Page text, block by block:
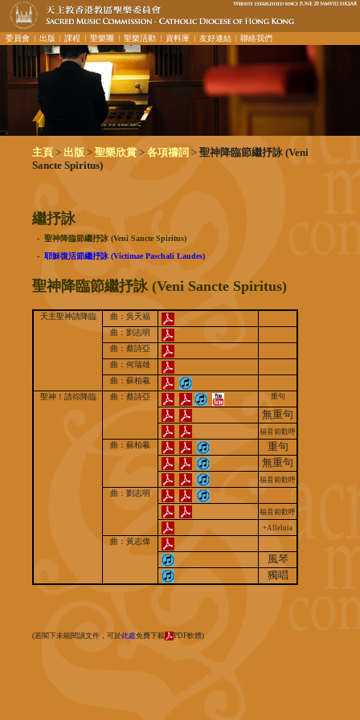
委員會 ︳出版 ︳課程 ︳聖樂團 ︳聖樂活動 ︳資料庫 ︳友好連結 ︳聯絡我們
主頁 > 出版 > 聖樂欣賞 > 各項禱詞 > 聖神降臨節繼抒詠 (Veni
Sancte Spiritus)
繼抒詠
- 聖神降臨節繼抒詠 (Veni Sancte Spiritus)
- 耶穌復活節繼抒詠 (Victimae Paschali Laudes)
聖神降臨節繼抒詠 (Veni Sancte Spiritus)
天主聖神請降臨
曲：吳天福
曲：劉志明
曲：蔡詩亞
曲：何瑞雄
曲：蘇柏羲
聖神！請祢降臨
曲：蔡詩亞 重句
無重句
福音前歡呼
曲：蘇柏羲
重句
無重句
福音前歡呼
曲：劉志明
福音前歡呼
+Alleluia
曲：⿈志偉
風琴
獨唱
(若閣下未能閱讀文件，可於此處免費下載 PDF軟體)